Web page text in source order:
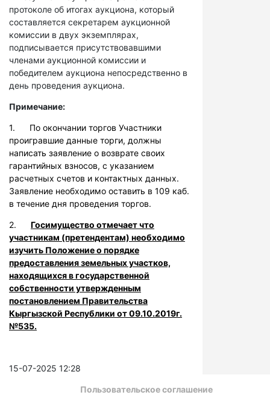
протоколе об итогах аукциона, который
составляется секретарем аукционной
комиссии в двух экземплярах,
подписывается присутствовавшими
членами аукционной комиссии и
победителем аукциона непосредственно в
день проведения аукциона.
Примечание:
1. По окончании торгов Участники
проигравшие данные торги, должны
написать заявление о возврате своих
гарантийных взносов, с указанием
расчетных счетов и контактных данных.
Заявление необходимо оставить в 109 каб.
в течение дня проведения торгов.
2. Госимущество отмечает что
участникам (претендентам) необходимо
изучить Положение о порядке
предоставления земельных участков,
находящихся в государственной
собственности утвержденным
постановлением Правительства
Кыргызской Республики от 09.10.2019г.
№535.
15-07-2025 12:28
Пользовательское соглашение